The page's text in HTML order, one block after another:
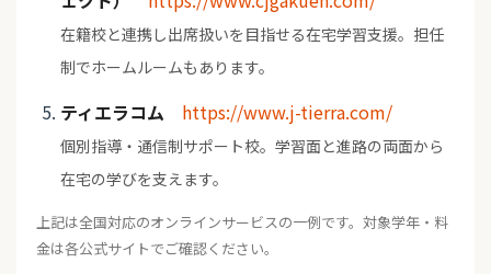
在籍校と連携し出席扱いを目指せる在宅学習支援。担任
制でホームルームもあります。
ティエラコム https://www.j-tierra.com/
個別指導・通信制サポート校。学習面と進路の両面から
在宅の学びを支えます。
上記は全国対応のオンラインサービスの一例です。対象学年・料
金は各公式サイトでご確認ください。